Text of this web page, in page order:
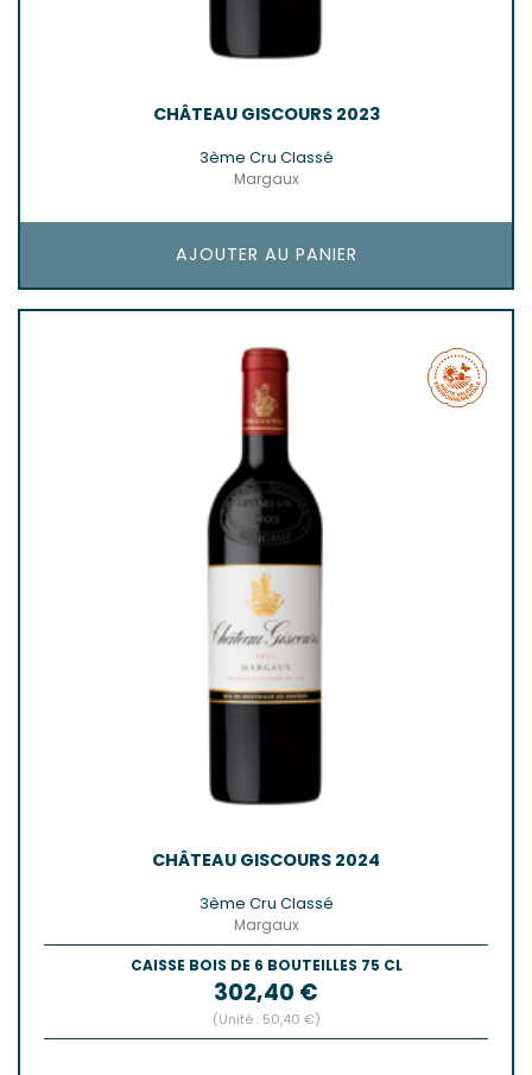
CHÂTEAU GISCOURS 2023
3ème Cru Classé
Margaux
AJOUTER AU PANIER
CHÂTEAU GISCOURS 2024
3ème Cru Classé
Margaux
CAISSE BOIS DE 6 BOUTEILLES 75 CL
Prix
302,40 €
(Unité : 50,40 €)